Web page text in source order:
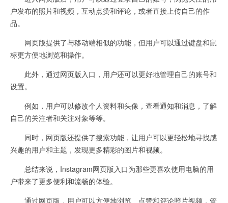
户发布的照片和视频，互动点赞和评论，或者直接上传自己的作
品。
网页版提供了与移动端相似的功能，但用户可以通过键盘和鼠
标更方便地浏览和操作。
此外，通过网页版入口，用户还可以更好地管理自己的账号和
设置。
例如，用户可以修改个人资料和头像，查看通知和消息，了解
自己的关注者和关注对象等等。
同时，网页版还提供了搜索功能，让用户可以更轻松地寻找感
兴趣的用户和主题，发现更多精彩的图片和视频。
总结来说，Instagram网页版入口为那些更喜欢使用电脑的用
户带来了更多便利和流畅的体验。
通过网页版，用户可以方便地浏览、点赞和评论照片视频，管